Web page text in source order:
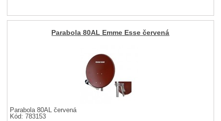
Parabola 80AL Emme Esse červená
Parabola 80AL červená
Kód: 783153